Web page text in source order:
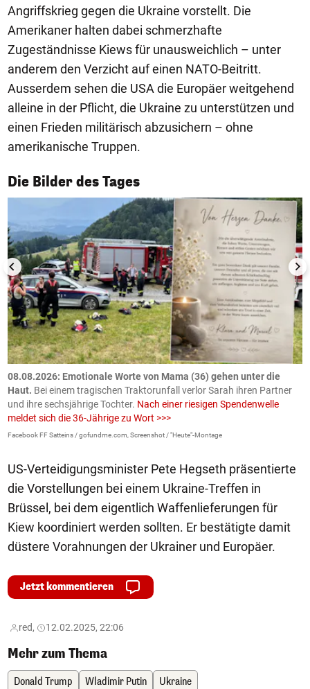
Angriffskrieg gegen die Ukraine vorstellt. Die
Amerikaner halten dabei schmerzhafte
Zugeständnisse Kiews für unausweichlich – unter
anderem den Verzicht auf einen NATO-Beitritt.
Ausserdem sehen die USA die Europäer weitgehend
alleine in der Pflicht, die Ukraine zu unterstützen und
einen Frieden militärisch abzusichern – ohne
amerikanische Truppen.
Die Bilder des Tages
1/50
08.08.2026: Emotionale Worte von Mama (36) gehen unter die
Haut. Bei einem tragischen Traktorunfall verlor Sarah ihren Partner
und ihre sechsjährige Tochter. Nach einer riesigen Spendenwelle
meldet sich die 36-Jährige zu Wort >>>
Facebook FF Satteins / gofundme.com, Screenshot / "Heute"-Montage
US-Verteidigungsminister Pete Hegseth präsentierte
die Vorstellungen bei einem Ukraine-Treffen in
Brüssel, bei dem eigentlich Waffenlieferungen für
Kiew koordiniert werden sollten. Er bestätigte damit
düstere Vorahnungen der Ukrainer und Europäer.
Jetzt kommentieren
red, 12.02.2025, 22:06
Mehr zum Thema
Donald Trump Wladimir Putin Ukraine